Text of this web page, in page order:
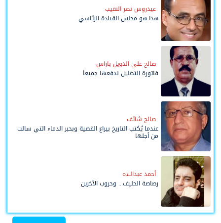
عيدروس نصر النقيب
هذا هو مجلس القيادة الرئاسي
صالح علي الدويل باراس
فاتورة التضليل ندفعها جميعاً
صالح شائف
عندما يُكتب التاريخ بيراع القضية وبحبر الدماء التي سالت
من أجلها
أحمد عبداللاه
رصاصة الحليف... وحروب الآخرين